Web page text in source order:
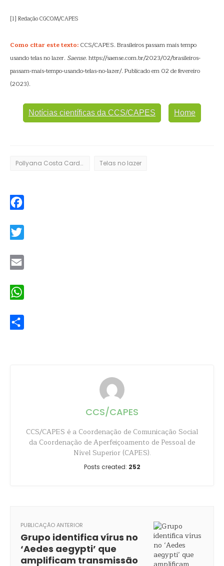
[1] Redação CGCOM/CAPES
Como citar este texto: CCS/CAPES. Brasileiros passam mais tempo
usando telas no lazer. Saense. https://saense.com.br/2023/02/brasileiros-
passam-mais-tempo-usando-telas-no-lazer/. Publicado em 02 de fevereiro
(2023).
Notícias científicas da CCS/CAPES Home
Pollyana Costa Cardoso Telas no lazer
CCS/CAPES
CCS/CAPES é a Coordenação de Comunicação Social
da Coordenação de Aperfeiçoamento de Pessoal de
Nível Superior (CAPES).
Posts created: 252
PUBLICAÇÃO ANTERIOR
Grupo identifica vírus no
‘Aedes aegypti’ que
amplificam transmissão